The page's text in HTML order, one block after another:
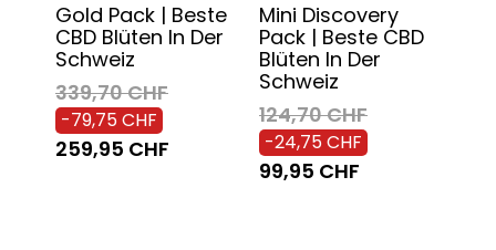
Gold Pack | Beste
CBD Blüten In Der
Schweiz
339,70 CHF
-79,75 CHF
259,95 CHF
Mini Discovery
Pack | Beste CBD
Blüten In Der
Schweiz
124,70 CHF
-24,75 CHF
99,95 CHF